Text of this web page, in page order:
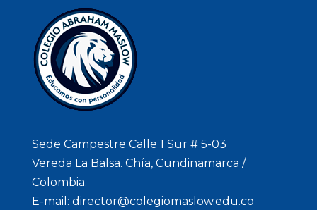
Sede Campestre Calle 1 Sur # 5-03
Vereda La Balsa. Chía, Cundinamarca /
Colombia.
E-mail: director@colegiomaslow.edu.co